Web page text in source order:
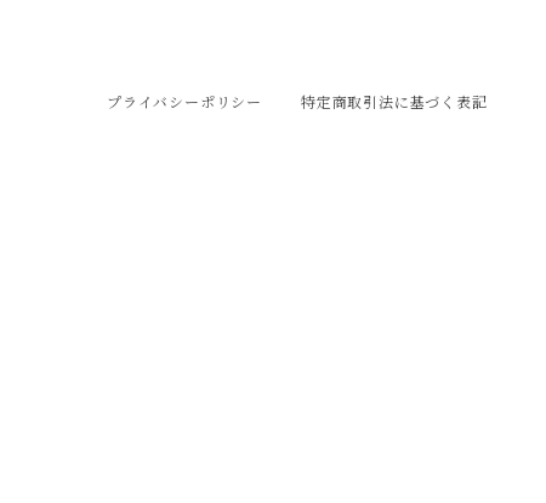
プライバシーポリシー 特定商取引法に基づく表記